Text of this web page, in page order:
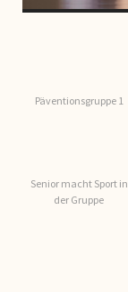
Päventionsgruppe 1
Senior macht Sport in
der Gruppe